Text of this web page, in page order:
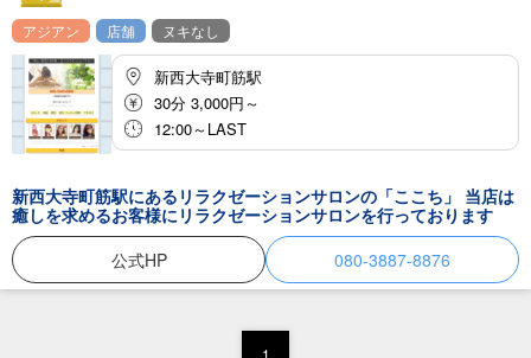
アジアン 店舗 ヌキなし
新西大寺町筋駅
30分 3,000円～
12:00～LAST
新西大寺町筋駅にあるリラクゼーションサロンの「ここち」 当店は
癒しを求めるお客様にリラクゼーションサロンを行っております
公式HP
080-3887-8876
1